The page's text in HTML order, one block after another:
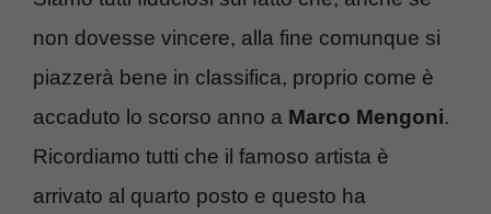
non dovesse vincere, alla fine comunque si
piazzerà bene in classifica, proprio come è
accaduto lo scorso anno a Marco Mengoni.
Ricordiamo tutti che il famoso artista è
arrivato al quarto posto e questo ha